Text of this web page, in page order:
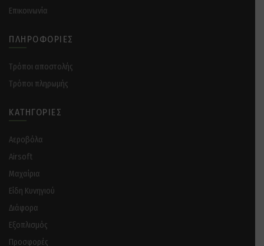
Επικοινωνία
ΠΛΗΡΟΦΟΡΊΕΣ
Tρόποι αποστολής
Tρόποι πληρωμής
ΚΑΤΗΓΟΡΊΕΣ
Αεροβόλα
Airsoft
Μαχαίρια
Είδη Κυνηγιού
Διάφορα
Eξοπλισμός
Προσφορές